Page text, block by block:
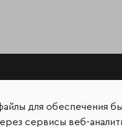
для обеспечения
сервисы веб-